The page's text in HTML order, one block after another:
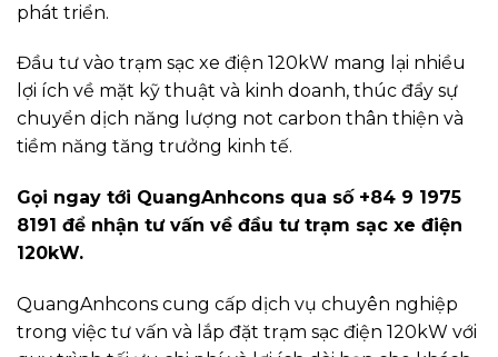
phát triển.
Đầu tư vào trạm sạc xe điện 120kW mang lại nhiều
lợi ích về mặt kỹ thuật và kinh doanh, thúc đẩy sự
chuyển dịch năng lượng not carbon thân thiện và
tiềm năng tăng trưởng kinh tế.
Gọi ngay tới QuangAnhcons qua số +84 9 1975
8191 để nhận tư vấn về đầu tư trạm sạc xe điện
120kW.
QuangAnhcons cung cấp dịch vụ chuyên nghiệp
trong việc tư vấn và lắp đặt trạm sạc điện 120kW với